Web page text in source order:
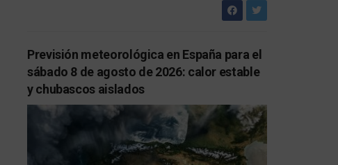
Previsión meteorológica en España para el
sábado 8 de agosto de 2026: calor estable
y chubascos aislados